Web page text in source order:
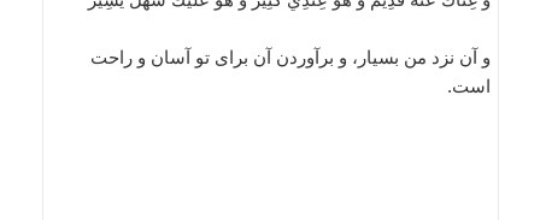
و آن نزد من بسيار، و برآوردن آن براى تو آسان و راحت
است.